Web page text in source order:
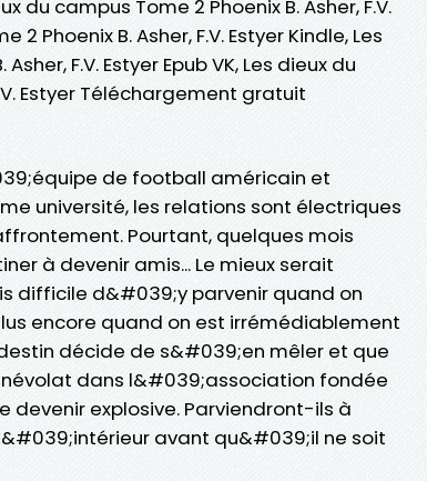
du campus Tome 2 Phoenix B. Asher, F.V.
2 Phoenix B. Asher, F.V. Estyer Kindle, Les
F.V. Estyer Epub VK, Les dieux du
Estyer Téléchargement gratuit
de football américain et
université, les relations sont électriques
Pourtant, quelques mois
à devenir amis... Le mieux serait
difficile d&#039;y parvenir quand on
encore quand on est irrémédiablement
décide de s&#039;en mêler et que
dans l&#039;association fondée
devenir explosive. Parviendront-ils à
avant qu&#039;il ne soit